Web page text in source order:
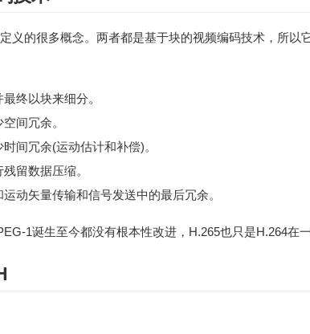
义的很多概念。两者都是基于块的视频编码技术，所以
终以块来细分。
间冗余。
间冗余(运动估计和补偿)。
留数据压缩。
动矢量传输和信号发送中的最后冗余。
1诞生至今都没有根本性改进，H.265也只是H.264在